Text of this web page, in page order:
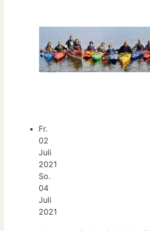
Fr.
02
Juli
2021
So.
04
Juli
2021